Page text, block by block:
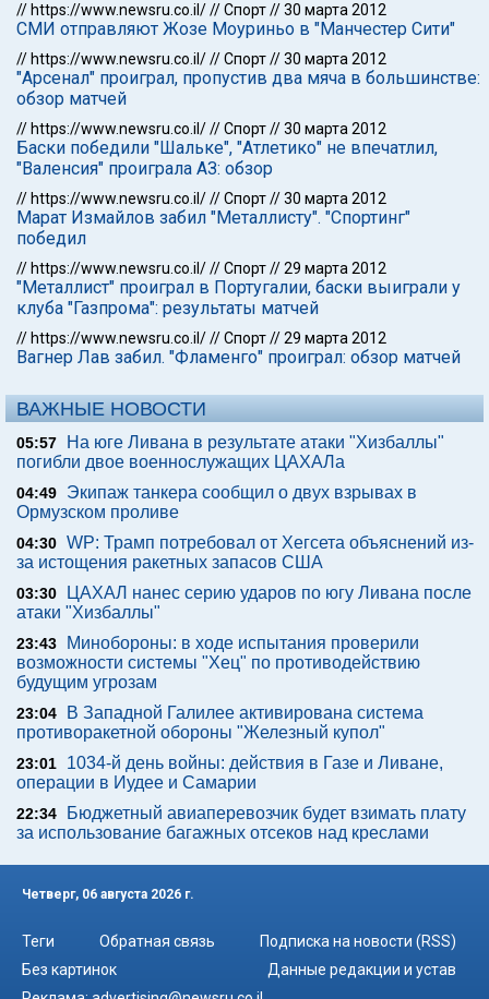
// https://www.newsru.co.il///Спорт//30 марта 2012
СМИ отправляют Жозе Моуриньо в "Манчестер Сити"
// https://www.newsru.co.il///Спорт//30 марта 2012
"Арсенал" проиграл, пропустив два мяча в большинстве:
обзор матчей
// https://www.newsru.co.il///Спорт//30 марта 2012
Баски победили "Шальке", "Атлетико" не впечатлил,
"Валенсия" проиграла АЗ: обзор
// https://www.newsru.co.il///Спорт//30 марта 2012
Марат Измайлов забил "Металлисту". "Спортинг"
победил
// https://www.newsru.co.il///Спорт//29 марта 2012
"Металлист" проиграл в Португалии, баски выиграли у
клуба "Газпрома": результаты матчей
// https://www.newsru.co.il///Спорт//29 марта 2012
Вагнер Лав забил. "Фламенго" проиграл: обзор матчей
ВАЖНЫЕ НОВОСТИ
05:57
На юге Ливана в результате атаки "Хизбаллы"
погибли двое военнослужащих ЦАХАЛа
04:49
Экипаж танкера сообщил о двух взрывах в
Ормузском проливе
04:30 WP: Трамп потребовал от Хегсета объяснений из-
за истощения ракетных запасов США
03:30
ЦАХАЛ нанес серию ударов по югу Ливана после
атаки "Хизбаллы"
23:43
Минобороны: в ходе испытания проверили
возможности системы "Хец" по противодействию
будущим угрозам
23:04
В Западной Галилее активирована система
противоракетной обороны "Железный купол"
23:01
1034-й день войны: действия в Газе и Ливане,
операции в Иудее и Самарии
22:34
Бюджетный авиаперевозчик будет взимать плату
за использование багажных отсеков над креслами
Четверг, 06 августа 2026 г.
Теги Обратная связь
Подписка на новости (RSS)
Без картинок
Данные редакции и устав